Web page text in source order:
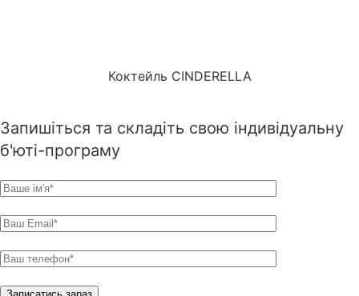
Коктейль CINDERELLA
Запишіться та складіть свою індивідуальну
б'юті-програму